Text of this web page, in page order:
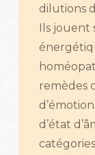
dilutions
Ils jouent
remèdes
d’état